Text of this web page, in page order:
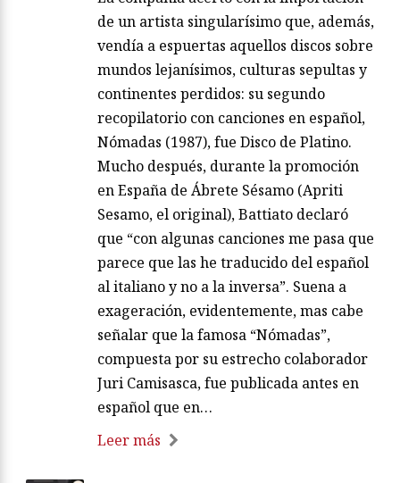
de un artista singularísimo que, además,
vendía a espuertas aquellos discos sobre
mundos lejanísimos, culturas sepultas y
continentes perdidos: su segundo
recopilatorio con canciones en español,
Nómadas (1987), fue Disco de Platino.
Mucho después, durante la promoción
en España de Ábrete Sésamo (Apriti
Sesamo, el original), Battiato declaró
que “con algunas canciones me pasa que
parece que las he traducido del español
al italiano y no a la inversa”. Suena a
exageración, evidentemente, mas cabe
señalar que la famosa “Nómadas”,
compuesta por su estrecho colaborador
Juri Camisasca, fue publicada antes en
español que en…
Leer más